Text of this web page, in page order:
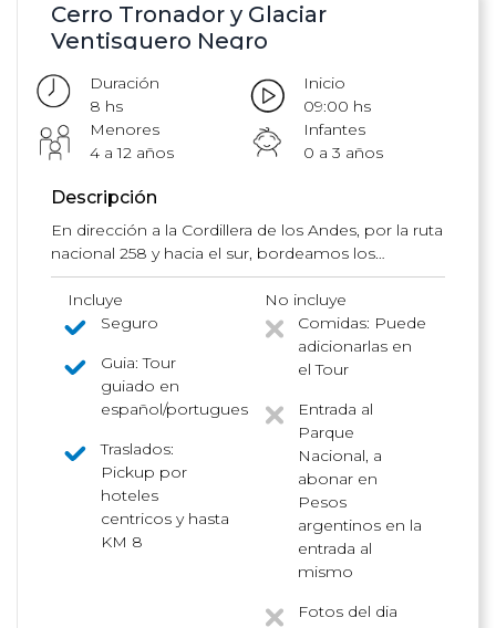
Cerro Tronador y Glaciar
Ventisquero Negro
Duración
8 hs
Inicio
09:00 hs
Menores
4 a 12 años
Infantes
0 a 3 años
Descripción
En dirección a la Cordillera de los Andes, por la ruta
nacional 258 y hacia el sur, bordeamos los
márgenes de los lagos Gutiérrez y Mascardi, y
llegamos al camino de ripio que nos deja en la
base del Cerro Tronador.
Incluye
Seguro
Guia: Tour
guiado en
español/portugues
Traslados:
Pickup por
hoteles
centricos y hasta
KM 8
No incluye
Comidas: Puede
adicionarlas en
el Tour
Entrada al
Parque
Nacional, a
abonar en
Pesos
argentinos en la
entrada al
mismo
Fotos del dia